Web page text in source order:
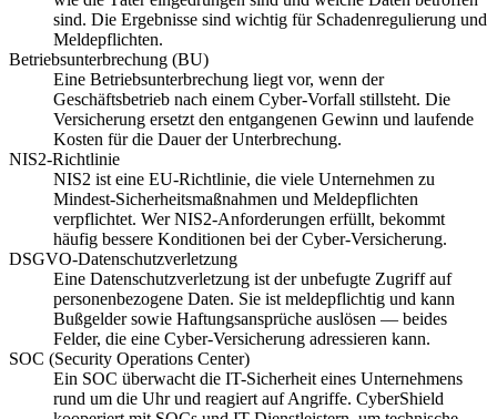
sind. Die Ergebnisse sind wichtig für Schadenregulierung und
Meldepflichten.
Betriebsunterbrechung (BU)
Eine Betriebsunterbrechung liegt vor, wenn der
Geschäftsbetrieb nach einem Cyber-Vorfall stillsteht. Die
Versicherung ersetzt den entgangenen Gewinn und laufende
Kosten für die Dauer der Unterbrechung.
NIS2-Richtlinie
NIS2 ist eine EU-Richtlinie, die viele Unternehmen zu
Mindest-Sicherheitsmaßnahmen und Meldepflichten
verpflichtet. Wer NIS2-Anforderungen erfüllt, bekommt
häufig bessere Konditionen bei der Cyber-Versicherung.
DSGVO-Datenschutzverletzung
Eine Datenschutzverletzung ist der unbefugte Zugriff auf
personenbezogene Daten. Sie ist meldepflichtig und kann
Bußgelder sowie Haftungsansprüche auslösen — beides
Felder, die eine Cyber-Versicherung adressieren kann.
SOC (Security Operations Center)
Ein SOC überwacht die IT-Sicherheit eines Unternehmens
rund um die Uhr und reagiert auf Angriffe. CyberShield